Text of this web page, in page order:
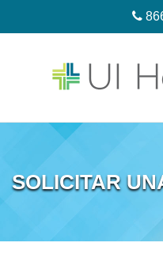
SOLICITAR